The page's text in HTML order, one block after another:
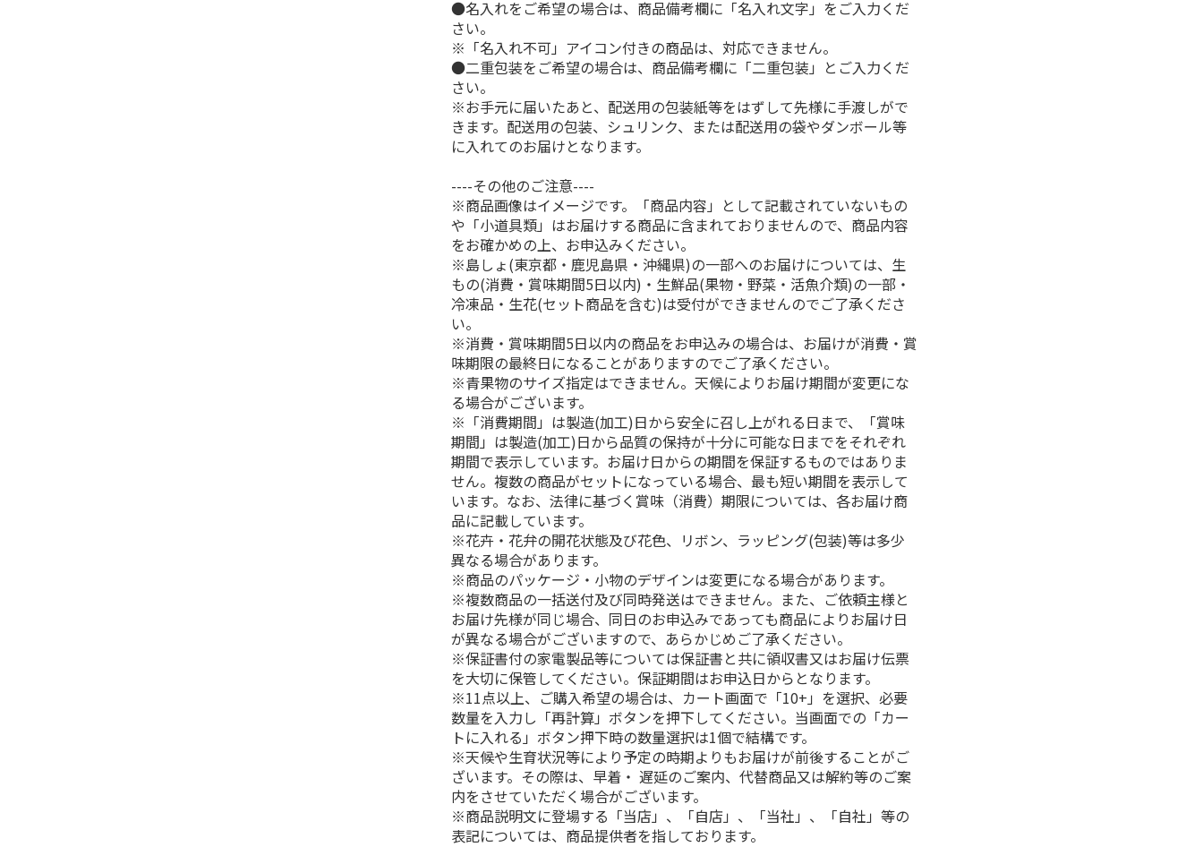
●名入れをご希望の場合は、商品備考欄に「名入れ文字」をご入力くだ
さい。
※「名入れ不可」アイコン付きの商品は、対応できません。
●二重包装をご希望の場合は、商品備考欄に「二重包装」とご入力くだ
さい。
※お手元に届いたあと、配送用の包装紙等をはずして先様に手渡しがで
きます。配送用の包装、シュリンク、または配送用の袋やダンボール等
に入れてのお届けとなります。
----その他のご注意----
※商品画像はイメージです。「商品内容」として記載されていないもの
や「小道具類」はお届けする商品に含まれておりませんので、商品内容
をお確かめの上、お申込みください。
※島しょ(東京都・鹿児島県・沖縄県)の一部へのお届けについては、生
もの(消費・賞味期間5日以内)・生鮮品(果物・野菜・活魚介類)の一部・
冷凍品・生花(セット商品を含む)は受付ができませんのでご了承くださ
い。
※消費・賞味期間5日以内の商品をお申込みの場合は、お届けが消費・賞
味期限の最終日になることがありますのでご了承ください。
※青果物のサイズ指定はできません。天候によりお届け期間が変更にな
る場合がございます。
※「消費期間」は製造(加工)日から安全に召し上がれる日まで、「賞味
期間」は製造(加工)日から品質の保持が十分に可能な日までをそれぞれ
期間で表示しています。お届け日からの期間を保証するものではありま
せん。複数の商品がセットになっている場合、最も短い期間を表示して
います。なお、法律に基づく賞味（消費）期限については、各お届け商
品に記載しています。
※花卉・花弁の開花状態及び花色、リボン、ラッピング(包装)等は多少
異なる場合があります。
※商品のパッケージ・小物のデザインは変更になる場合があります。
※複数商品の一括送付及び同時発送はできません。また、ご依頼主様と
お届け先様が同じ場合、同日のお申込みであっても商品によりお届け日
が異なる場合がございますので、あらかじめご了承ください。
※保証書付の家電製品等については保証書と共に領収書又はお届け伝票
を大切に保管してください。保証期間はお申込日からとなります。
※11点以上、ご購入希望の場合は、カート画面で「10+」を選択、必要
数量を入力し「再計算」ボタンを押下してください。当画面での「カー
トに入れる」ボタン押下時の数量選択は1個で結構です。
※天候や生育状況等により予定の時期よりもお届けが前後することがご
ざいます。その際は、早着・ 遅延のご案内、代替商品又は解約等のご案
内をさせていただく場合がございます。
※商品説明文に登場する「当店」、「自店」、「当社」、「自社」等の
表記については、商品提供者を指しております。